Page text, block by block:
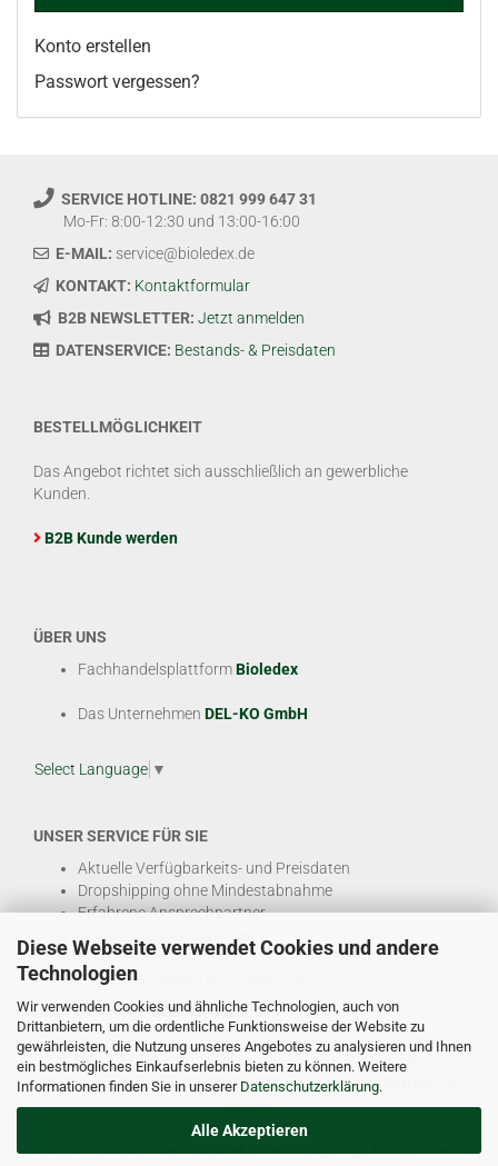
Diese Webseite verwendet Cookies und andere
Technologien
Wir verwenden Cookies und ähnliche Technologien, auch von
Drittanbietern, um die ordentliche Funktionsweise der Website zu
gewährleisten, die Nutzung unseres Angebotes zu analysieren und Ihnen
ein bestmögliches Einkaufserlebnis bieten zu können. Weitere
Informationen finden Sie in unserer Datenschutzerklärung.
Alle Akzeptieren
Konto erstellen
Passwort vergessen?
SERVICE HOTLINE: 0821 999 647 31
Mo-Fr: 8:00-12:30 und 13:00-16:00
E-MAIL: service@bioledex.de
KONTAKT: Kontaktformular
B2B NEWSLETTER: Jetzt anmelden
DATENSERVICE: Bestands- & Preisdaten
BESTELLMÖGLICHKEIT
Das Angebot richtet sich ausschließlich an gewerbliche
Kunden.
B2B Kunde werden
ÜBER UNS
FachhandelsplattformBioledex
Das Unternehmen DEL-KO GmbH
Select Language ▼
UNSER SERVICE FÜR SIE
Aktuelle Verfügbarkeits- und Preisdaten
Dropshipping ohne Mindestabnahme
Erfahrene Ansprechpartner
Hohe Warenverfügbarkeit
EDI & E-Rechnung
Attraktive Margen & Projektpreise
Und viele weitereB2B Services
© DEL-KO GmbH 2026 |Impressum|AGB| Datenschutz
Kontakt|Vertriebspartner werden|Sitemap|Unsere Marken
Service
Bioledex Fachhandelsplattform für LED Leuchten, Leuchtmittel,
Schalterprogrammen und Elektrotechnik zu B2B Konditionen.